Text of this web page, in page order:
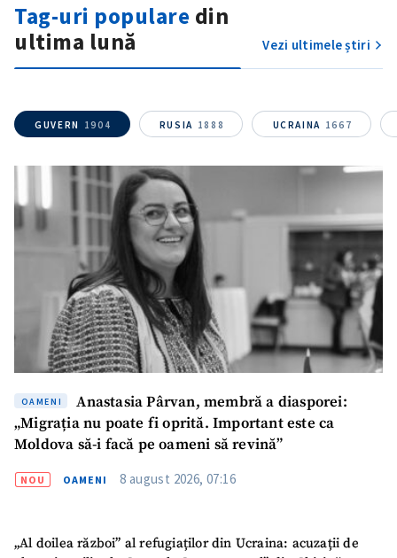
SUSȚINE
Tag-uri populare din
ultima lună
Vezi ultimele știri
GUVERN 1904 RUSIA 1888 UCRAINA 1667
OAMENI
Anastasia Pârvan, membră a diasporei:
„Migrația nu poate fi oprită. Important este ca
Moldova să-i facă pe oameni să revină”
NOU OAMENI 8 august 2026, 07:16
„Al doilea război” al refugiaților din Ucraina: acuzații de